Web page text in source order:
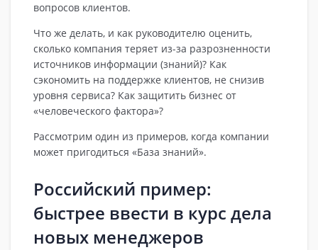
вопросов клиентов.
Что же делать, и как руководителю оценить,
сколько компания теряет из-за разрозненности
источников информации (знаний)? Как
сэкономить на поддержке клиентов, не снизив
уровня сервиса? Как защитить бизнес от
«человеческого фактора»?
Рассмотрим один из примеров, когда компании
может пригодиться «База знаний».
Российский пример:
быстрее ввести в курс дела
новых менеджеров